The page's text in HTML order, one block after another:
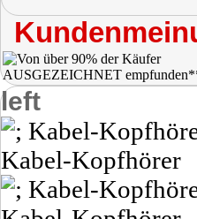
left